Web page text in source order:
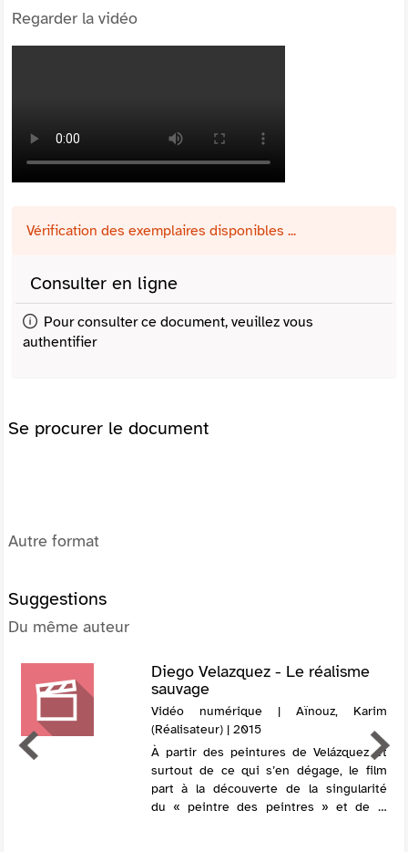
Regarder la vidéo
Vérification des exemplaires disponibles ...
Consulter en ligne
Pour consulter ce document, veuillez vous
authentifier
Se procurer le document
Autre format
Suggestions
Du même auteur
Diego Velazquez - Le réalisme
sauvage
Vidéo numérique | Aïnouz, Karim
(Réalisateur) | 2015
À partir des peintures de Velázquez et
surtout de ce qui s’en dégage, le film
part à la découverte de la singularité
du « peintre des peintres » et de la